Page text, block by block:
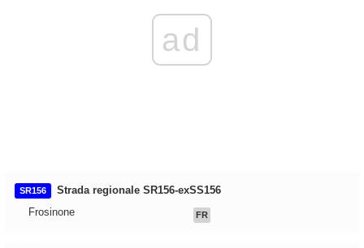
ad
SR156
Strada regionale SR156-exSS156
Frosinone
FR